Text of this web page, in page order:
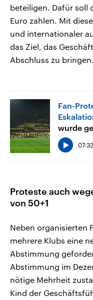
beteiligen. Dafür soll
Euro zahlen. Mit
und internationaler
das Ziel, das
Abschluss zu bringen.
Fan-
wurde
Proteste auch
von 50+1
Neben organisierten
mehrere Klubs eine
Abstimmung
Abstimmung im
nötige Mehrheit
Kind der